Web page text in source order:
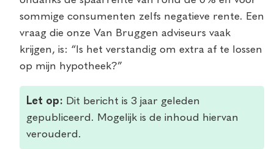
sommige consumenten zelfs negatieve rente. Een
vraag die onze Van Bruggen adviseurs vaak
krijgen, is: “Is het verstandig om extra af te lossen
op mijn hypotheek?”
Let op: Dit bericht is 3 jaar geleden
gepubliceerd. Mogelijk is de inhoud hiervan
verouderd.